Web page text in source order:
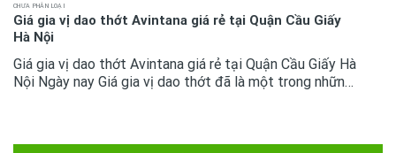
CHƯA PHÂN LOẠI
Giá gia vị dao thớt Avintana giá rẻ tại Quận Cầu Giấy
Hà Nội
Giá gia vị dao thớt Avintana giá rẻ tại Quận Cầu Giấy Hà
Nội Ngày nay Giá gia vị dao thớt đã là một trong những